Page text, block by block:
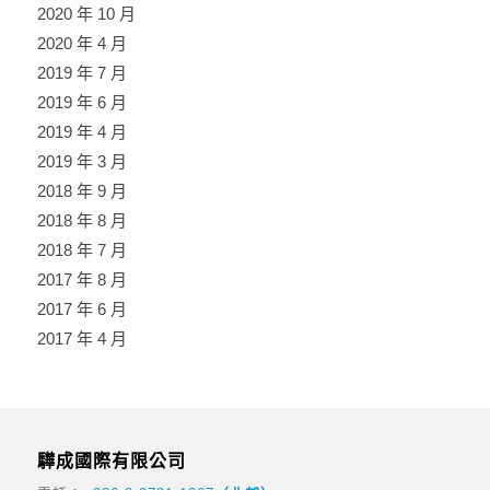
2020 年 10 月
2020 年 4 月
2019 年 7 月
2019 年 6 月
2019 年 4 月
2019 年 3 月
2018 年 9 月
2018 年 8 月
2018 年 7 月
2017 年 8 月
2017 年 6 月
2017 年 4 月
驊成國際有限公司